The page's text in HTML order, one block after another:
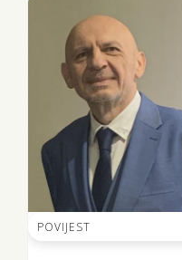
POVIJEST